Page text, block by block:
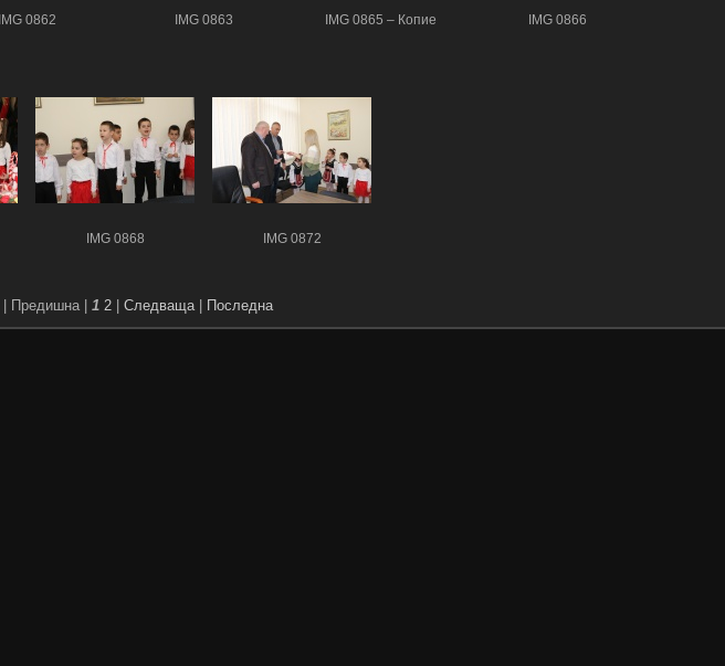
IMG 0862 IMG 0863 IMG 0865 – Копие IMG 0866
IMG 0868 IMG 0872
Предишна | 1 2 Следваща Последна